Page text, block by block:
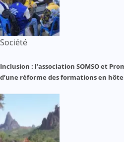
Société
Inclusion : l’association SOMSO et
d’une réforme des formations en